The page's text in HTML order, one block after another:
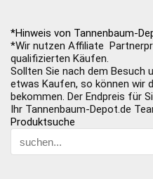
*Hinweis von Tannenbaum-
*Wir nutzen Affiliate
qualifizierten Käufen.
Sollten Sie nach dem Besuch
etwas Kaufen, so können wir
bekommen. Der Endpreis für
Ihr Tannenbaum-Depot.de
Produktsuche